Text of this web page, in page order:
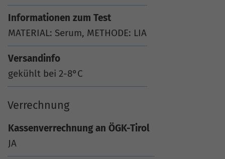
Informationen zum Test
MATERIAL: Serum, METHODE: LIA
Versandinfo
gekühlt bei 2-8°C
Verrechnung
Kassenverrechnung an ÖGK-Tirol
JA